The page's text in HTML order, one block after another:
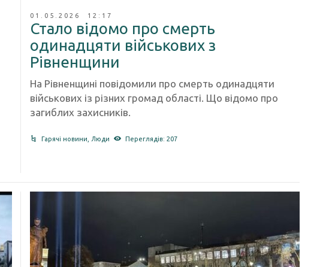
01.05.2026 12:17
Стало відомо про смерть
одинадцяти військових з
Рівненщини
На Рівненщині повідомили про смерть одинадцяти
військових із різних громад області. Що відомо про
загиблих захисників.
Гарячі новини Люди Переглядів: 207